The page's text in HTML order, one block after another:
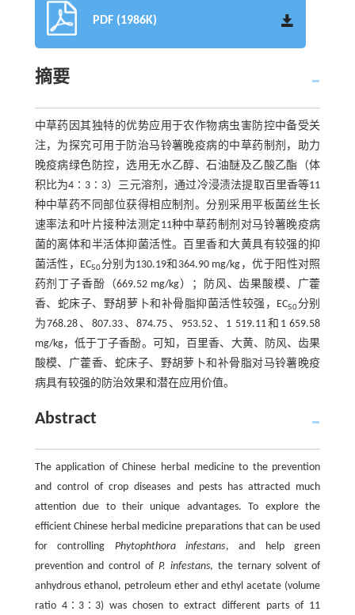
PDF (1986K)
摘要
中草药因其独特的优势应用于农作物病虫害防控中备受关
注，为探究可用于防治马铃薯晚疫病的中草药制剂，助力
晚疫病绿色防控，选用无水乙醇、石油醚及乙酸乙酯（体
积比为4∶3∶3）三元溶剂，通过冷浸渍法提取百里香等11
种中草药不同部位获得相应制剂。分别采用平板菌丝生长
速率法和叶片接种法测定11种中草药制剂对马铃薯晚疫病
菌的离体和半活体抑菌活性。百里香和大黄具有较强的抑
菌活性，EC50分别为130.19和364.90 mg/kg，优于阳性对照
药剂丁子香酚（669.52 mg/kg）；防风、齿果酸模、广藿
香、蛇床子、野胡萝卜和补骨脂抑菌活性较强，EC50分别
为768.28、807.33、874.75、953.52、1 519.11和1 659.58
mg/kg，低于丁子香酚。可知，百里香、大黄、防风、齿果
酸模、广藿香、蛇床子、野胡萝卜和补骨脂对马铃薯晚疫
病具有较强的防治效果和潜在应用价值。
Abstract
The application of Chinese herbal medicine to the prevention
and control of crop diseases and pests has attracted much
attention due to their unique advantages. To explore the
efficient Chinese herbal medicine preparations that can be used
for controlling Phytophthora infestans, and help green
prevention and control ofP. infestans, the ternary solvent of
anhydrous ethanol, petroleum ether and ethyl acetate (volume
ratio 4∶3∶3) was chosen to extract different parts of 11